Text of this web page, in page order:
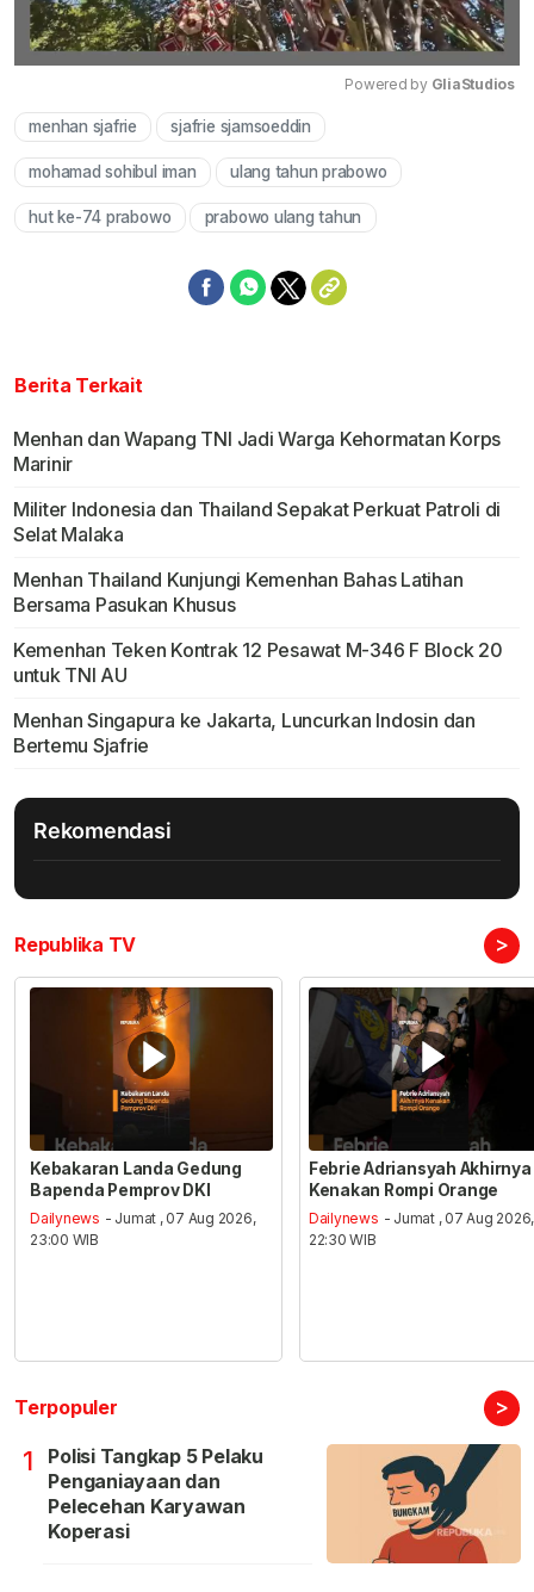
Powered by GliaStudios
menhan sjafrie sjafrie sjamsoeddin
mohamad sohibul iman ulang tahun prabowo
hut ke-74 prabowo prabowo ulang tahun
Berita Terkait
Menhan dan Wapang TNI Jadi Warga Kehormatan Korps
Marinir
Militer Indonesia dan Thailand Sepakat Perkuat Patroli di
Selat Malaka
Menhan Thailand Kunjungi Kemenhan Bahas Latihan
Bersama Pasukan Khusus
Kemenhan Teken Kontrak 12 Pesawat M-346 F Block 20
untuk TNI AU
Menhan Singapura ke Jakarta, Luncurkan Indosin dan
Bertemu Sjafrie
Rekomendasi
Republika TV >
Kebakaran Landa Gedung
Bapenda Pemprov DKI
Dailynews - Jumat , 07 Aug 2026,
23:00 WIB
Febrie Adriansyah Akhirnya
Kenakan Rompi Orange
Dailynews - Jumat , 07 Aug 2026,
22:30 WIB
Terpopuler >
1
Polisi Tangkap 5 Pelaku
Penganiayaan dan
Pelecehan Karyawan
Koperasi